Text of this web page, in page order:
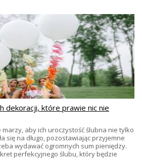
dekoracji, które prawie nic nie
aby ich uroczystość ślubna nie tylko
się na długo, pozostawiając przyjemne
wydawać ogromnych sum pieniędzy.
perfekcyjnego ślubu, który będzie